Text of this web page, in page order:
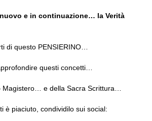
e in continuazione… la Verità
di questo PENSIERINO…
questi concetti…
Magistero… e della Sacra Scrittura…
è piaciuto, condividilo sui social: